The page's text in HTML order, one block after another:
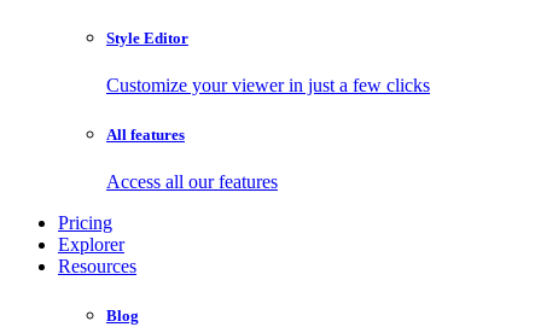
Style Editor
Customize your viewer in just a few clicks
All features
Access all our features
Pricing
Explorer
Resources
Blog